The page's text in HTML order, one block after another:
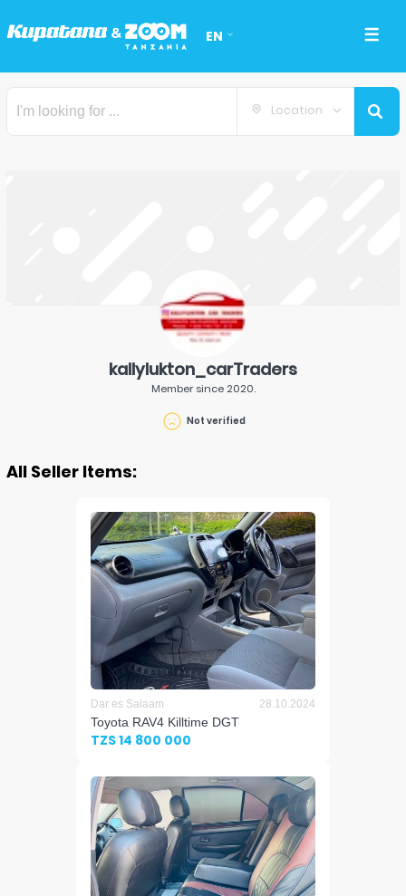
EN
Location
kallylukton_carTraders
Member since 2020.
Not verified
All Seller Items:
Dar es Salaam 28.10.2024
Toyota RAV4 Killtime DGT
TZS 14 800 000